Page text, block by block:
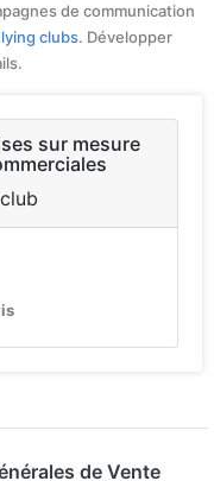
de communication
clubs. Développer
sur mesure
de Vente